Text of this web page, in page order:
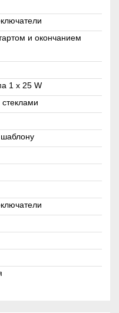
и окончанием
1 x 25 W